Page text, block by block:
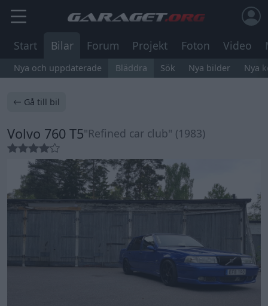
Start Bilar Forum Projekt Foton Video
Nya och uppdaterade Bläddra Sök Nya bilder Nya
Gå till bil
Volvo 760 T5"Refined car club" (1983)